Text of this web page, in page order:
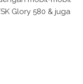
Glory 580 & juga